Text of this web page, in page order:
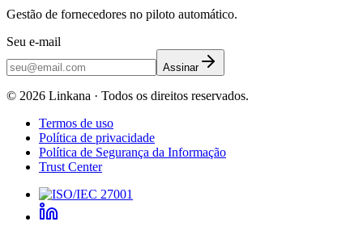
Gestão de fornecedores no piloto automático.
Seu e-mail
Assinar
© 2026 Linkana · Todos os direitos reservados.
Termos de uso
Política de privacidade
Política de Segurança da Informação
Trust Center